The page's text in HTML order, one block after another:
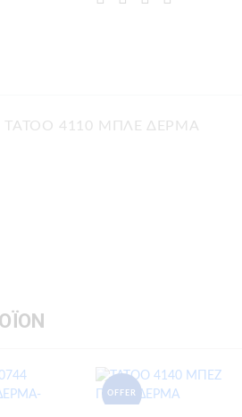
TATOO 4110 ΜΠΛΕ ΔΕΡΜΑ
OFFER